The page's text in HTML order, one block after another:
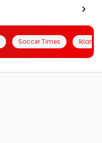
Soccer Times Iklanin